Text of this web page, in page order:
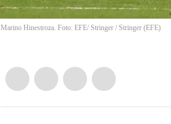
Marino Hinestroza. Foto: EFE/ Stringer / Stringer (EFE)